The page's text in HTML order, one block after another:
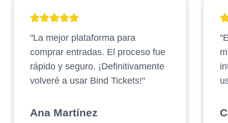
0
0
.
"La mejor plataforma para
comprar entradas. El proceso fue
rápido y seguro. ¡Definitivamente
volveré a usar Bind Tickets!"
Ana Martínez